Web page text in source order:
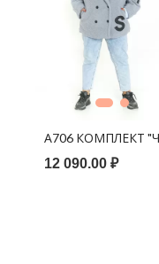
(ПОЛУШУБОК +
В КОРЗИНУ
А706 КОМПЛЕКТ
12 090.00 ₽